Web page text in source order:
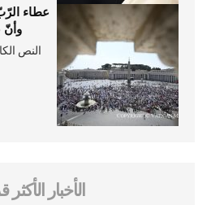
عطاء
وأنّ
النص
الأخبار الأكثر